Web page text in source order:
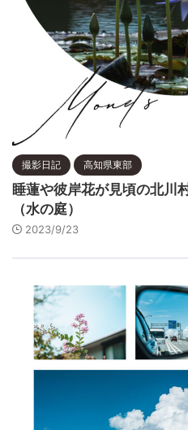
撮影日記 高知県東部
睡蓮や彼岸花が見頃の北川
（水の庭）
2023/9/23